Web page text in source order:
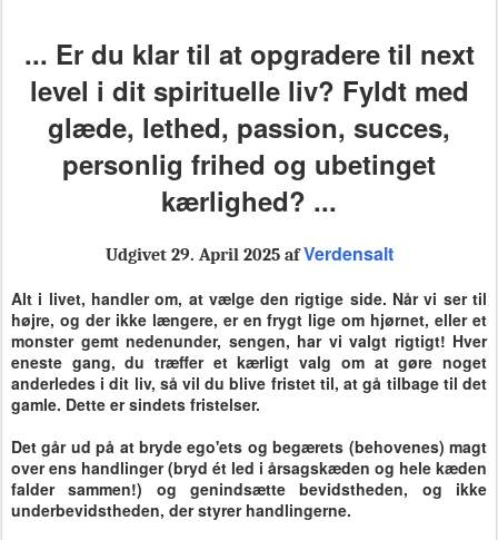
... Er du klar til at opgradere til next
level i dit spirituelle liv? Fyldt med
glæde, lethed, passion, succes,
personlig frihed og ubetinget
kærlighed? ...
Udgivet 29. April 2025 afVerdensalt
Alt i livet, handler om, at vælge den rigtige side. Når vi ser til
højre, og der ikke længere, er en frygt lige om hjørnet, eller et
monster gemt nedenunder, sengen, har vi valgt rigtigt! Hver
eneste gang, du træffer et kærligt valg om at gøre noget
anderledes i dit liv, så vil du blive fristet til, at gå tilbage til det
gamle. Dette er sindets fristelser.
Det går ud på at bryde ego'ets og begærets (behovenes) magt
over ens handlinger (bryd ét led i årsagskæden og hele kæden
falder sammen!) og genindsætte bevidstheden, og ikke
underbevidstheden, der styrer handlingerne.